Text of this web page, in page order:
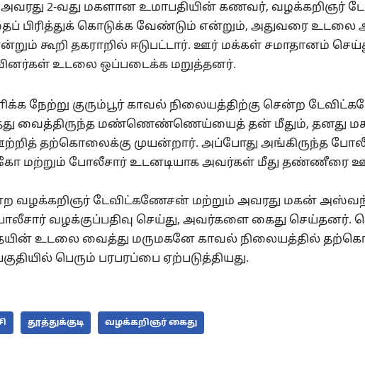
அவரது 2-வது மகளான உமாபதியின் கணவர், வழக்கறிஞர்
பிரித்துக் கொடுக்க வேண்டும் என்றும், அதுவரை உடலை
கூறி தகராறில் ஈடுபட்டார். ஊர் மக்கள் சமாதானம்
உடலை ஒப்படைக்க மறுத்தனர்.
நேற்று குரும்பூர் காவல் நிலையத்திற்கு சென்ற
வைத்திருந்த மண்ணெண்ணெய்யைத் தன் மீதும், தனது
தற்கொலைக்கு முயன்றார். அப்போது அங்கிருந்த
மற்றும் போலீசார் உடனடியாக அவர்கள் மீது தண்ணீரை
வழக்கறிஞர் டேவிட்கணேசன் மற்றும் அவரது மகன்
போலீசார் வழக்குப்பதிவு செய்து, அவர்களை கைது செய்தனர்.
உடலை வைத்து மருமகனே காவல் நிலையத்தில்
பெரும் பரபரப்பை ஏற்படுத்தியது.
தூத்துக்குடி வழக்கறிஞர் கைது